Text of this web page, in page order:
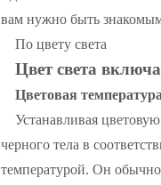
вам нужно быть
По цвету света
Цвет света
Цветовая температура
Устанавливая
черного тела в
температурой. Он обычно